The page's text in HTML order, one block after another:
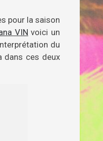
pour la saison
VIN voici un
du
dans ces deux